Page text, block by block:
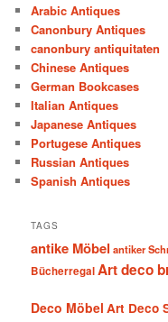
Arabic Antiques
Canonbury Antiques
canonbury antiquitaten
Chinese Antiques
German Bookcases
Italian Antiques
Japanese Antiques
Portugese Antiques
Russian Antiques
Spanish Antiques
TAGS
antike Möbel antiker
BücherregalArt deco
Deco Möbel Art Deco